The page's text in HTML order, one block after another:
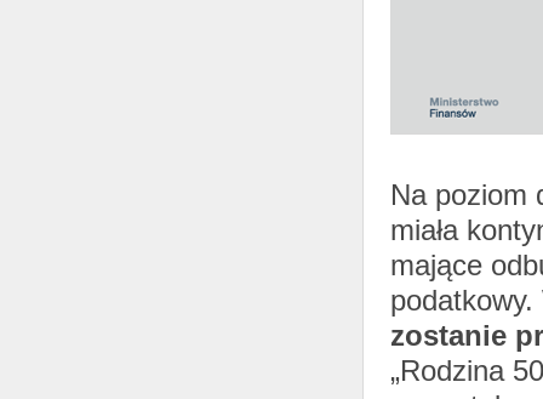
Na poziom
miała
mające
zostanie
„Rodzina